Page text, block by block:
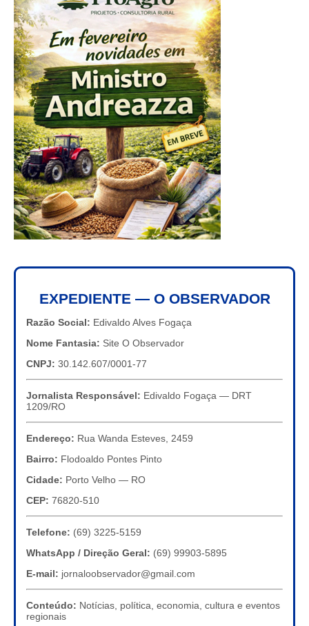
EXPEDIENTE — O OBSERVADOR
Razão Social: Edivaldo Alves Fogaça
Nome Fantasia: Site O Observador
CNPJ: 30.142.607/0001-77
Jornalista Responsável: Edivaldo Fogaça — DRT
1209/RO
Endereço: Rua Wanda Esteves, 2459
Bairro: Flodoaldo Pontes Pinto
Cidade: Porto Velho — RO
CEP: 76820-510
Telefone: (69) 3225-5159
WhatsApp / Direção Geral: (69) 99903-5895
E-mail: jornaloobservador@gmail.com
Conteúdo: Notícias, política, economia, cultura e eventos
regionais